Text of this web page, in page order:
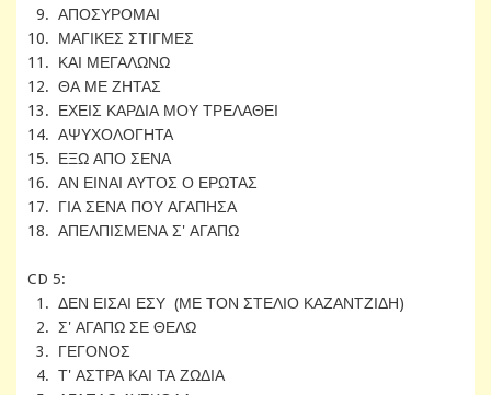
9. ΑΠΟΣΥΡΟΜΑΙ
10. ΜΑΓΙΚΕΣ ΣΤΙΓΜΕΣ
11. ΚΑΙ ΜΕΓΑΛΩΝΩ
12. ΘΑ ΜΕ ΖΗΤΑΣ
13. ΕΧΕΙΣ ΚΑΡΔΙΑ ΜΟΥ ΤΡΕΛΑΘΕΙ
14. ΑΨΥΧΟΛΟΓΗΤΑ
15. ΕΞΩ ΑΠΟ ΣΕΝΑ
16. ΑΝ ΕΙΝΑΙ ΑΥΤΟΣ Ο ΕΡΩΤΑΣ
17. ΓΙΑ ΣΕΝΑ ΠΟΥ ΑΓΑΠΗΣΑ
18. ΑΠΕΛΠΙΣΜΕΝΑ Σ' ΑΓΑΠΩ
CD 5:
1. ΔΕΝ ΕΙΣΑΙ ΕΣΥ (ΜΕ ΤΟΝ ΣΤΕΛΙΟ ΚΑΖΑΝΤΖΙΔΗ)
2. Σ' ΑΓΑΠΩ ΣΕ ΘΕΛΩ
3. ΓΕΓΟΝΟΣ
4. Τ' ΑΣΤΡΑ ΚΑΙ ΤΑ ΖΩΔΙΑ